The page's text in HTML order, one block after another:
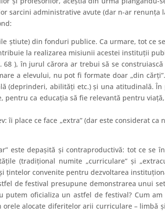
sarcini administrative avute (dar n-ar
ştiute) din fonduri publice. Ca urmare, tot ce
la realizarea misiunii acestei instituţii
68 ), în jurul cărora ar trebui să se
a elevului, nu pot fi formate doar „din
(deprinderi, abilităţi etc.) şi una atitudinală.
pentru ca educaţia să fie relevantă pentru
îi place ce face „extra” (dar este considerat
este depaşită şi contraproductivă: tot ce
(tradiţional numite „curriculare” şi
convenite pentru dezvoltarea
de festival presupune demonstrarea unui
putem oficializa un astfel de festival? Cum
alocate diferitelor arii curriculare – limbă